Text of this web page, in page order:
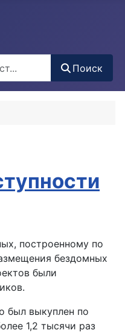
Поиск
построенному по
бездомных
были
был выкуплен по
1,2 тысячи раз